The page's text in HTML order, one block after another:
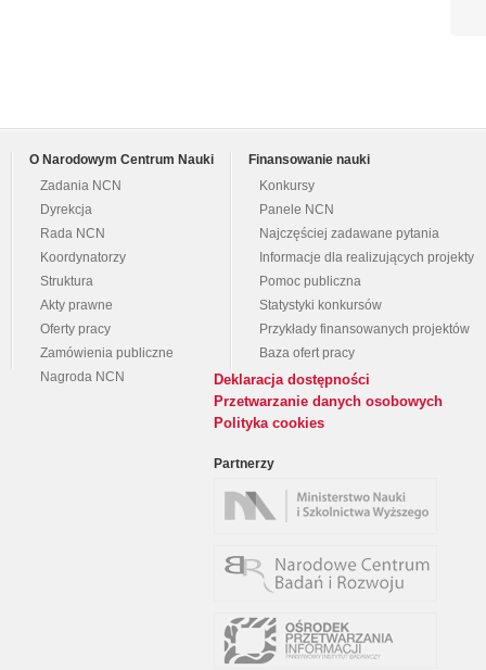
O Narodowym Centrum Nauki
Zadania NCN
Dyrekcja
Rada NCN
Koordynatorzy
Struktura
Akty prawne
Oferty pracy
Zamówienia publiczne
Nagroda NCN
Finansowanie nauki
Konkursy
Panele NCN
Najczęściej zadawane pytania
Informacje dla realizujących projekty
Pomoc publiczna
Statystyki konkursów
Przykłady finansowanych projektów
Baza ofert pracy
Deklaracja dostępności
Przetwarzanie danych osobowych
Polityka cookies
Partnerzy